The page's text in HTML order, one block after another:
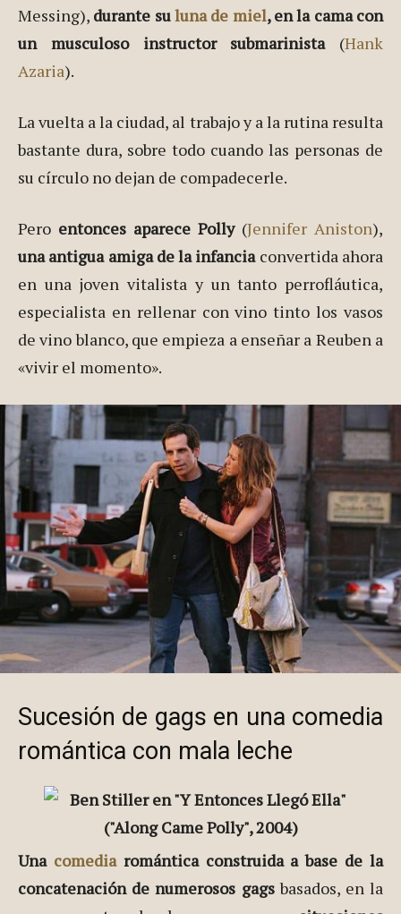
Messing), durante suluna de miel, en la cama con
un musculoso instructor submarinista(Hank
Azaria).
La vuelta a la ciudad, al trabajo y a la rutina resulta
bastante dura, sobre todo cuando las personas de
su círculo no dejan de compadecerle.
Pero entonces aparece Polly(Jennifer Aniston),
una antigua amiga de la infanciaconvertida ahora
en una joven vitalista y un tanto perrofláutica,
especialista en rellenar con vino tinto los vasos
de vino blanco, que empieza a enseñar a Reuben a
«vivir el momento».
Sucesión de gags en una comedia
romántica con mala leche
Una comediaromántica construida a base de la
concatenación de numerosos gagsbasados, en la